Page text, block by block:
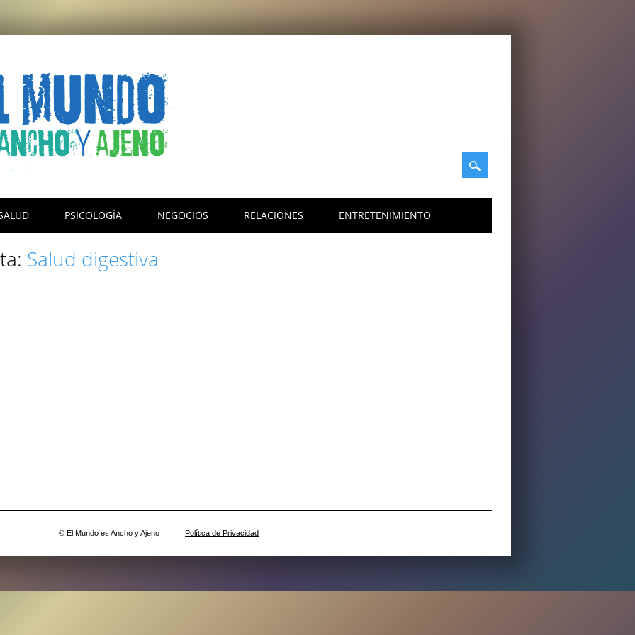
PSICOLOGÍA NEGOCIOS RELACIONES ENTRETENIMIENTO
Salud digestiva
© El Mundo es Ancho y Ajeno Política de Privacidad